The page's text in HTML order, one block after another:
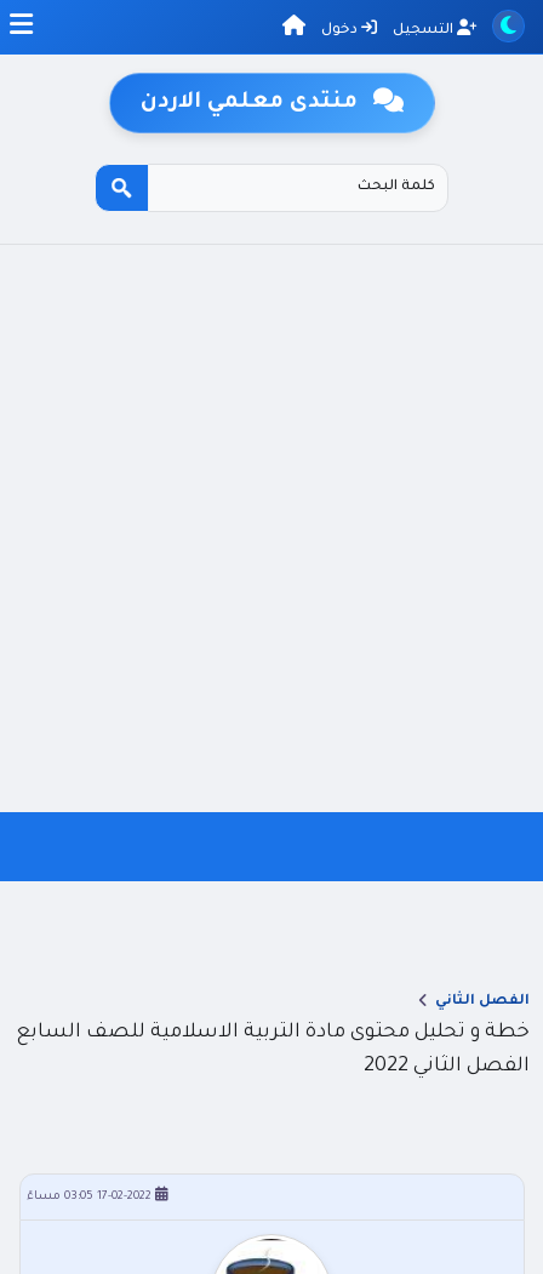
التسجيل دخول
منتدى معلمي الاردن
الفصل الثاني
خطة و تحليل محتوى مادة التربية الاسلامية للصف السابع
الفصل الثاني 2022
17-02-2022 03:05 مساءً